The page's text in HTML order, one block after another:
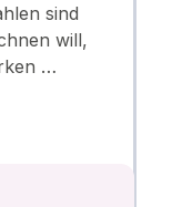
sind
will,
…